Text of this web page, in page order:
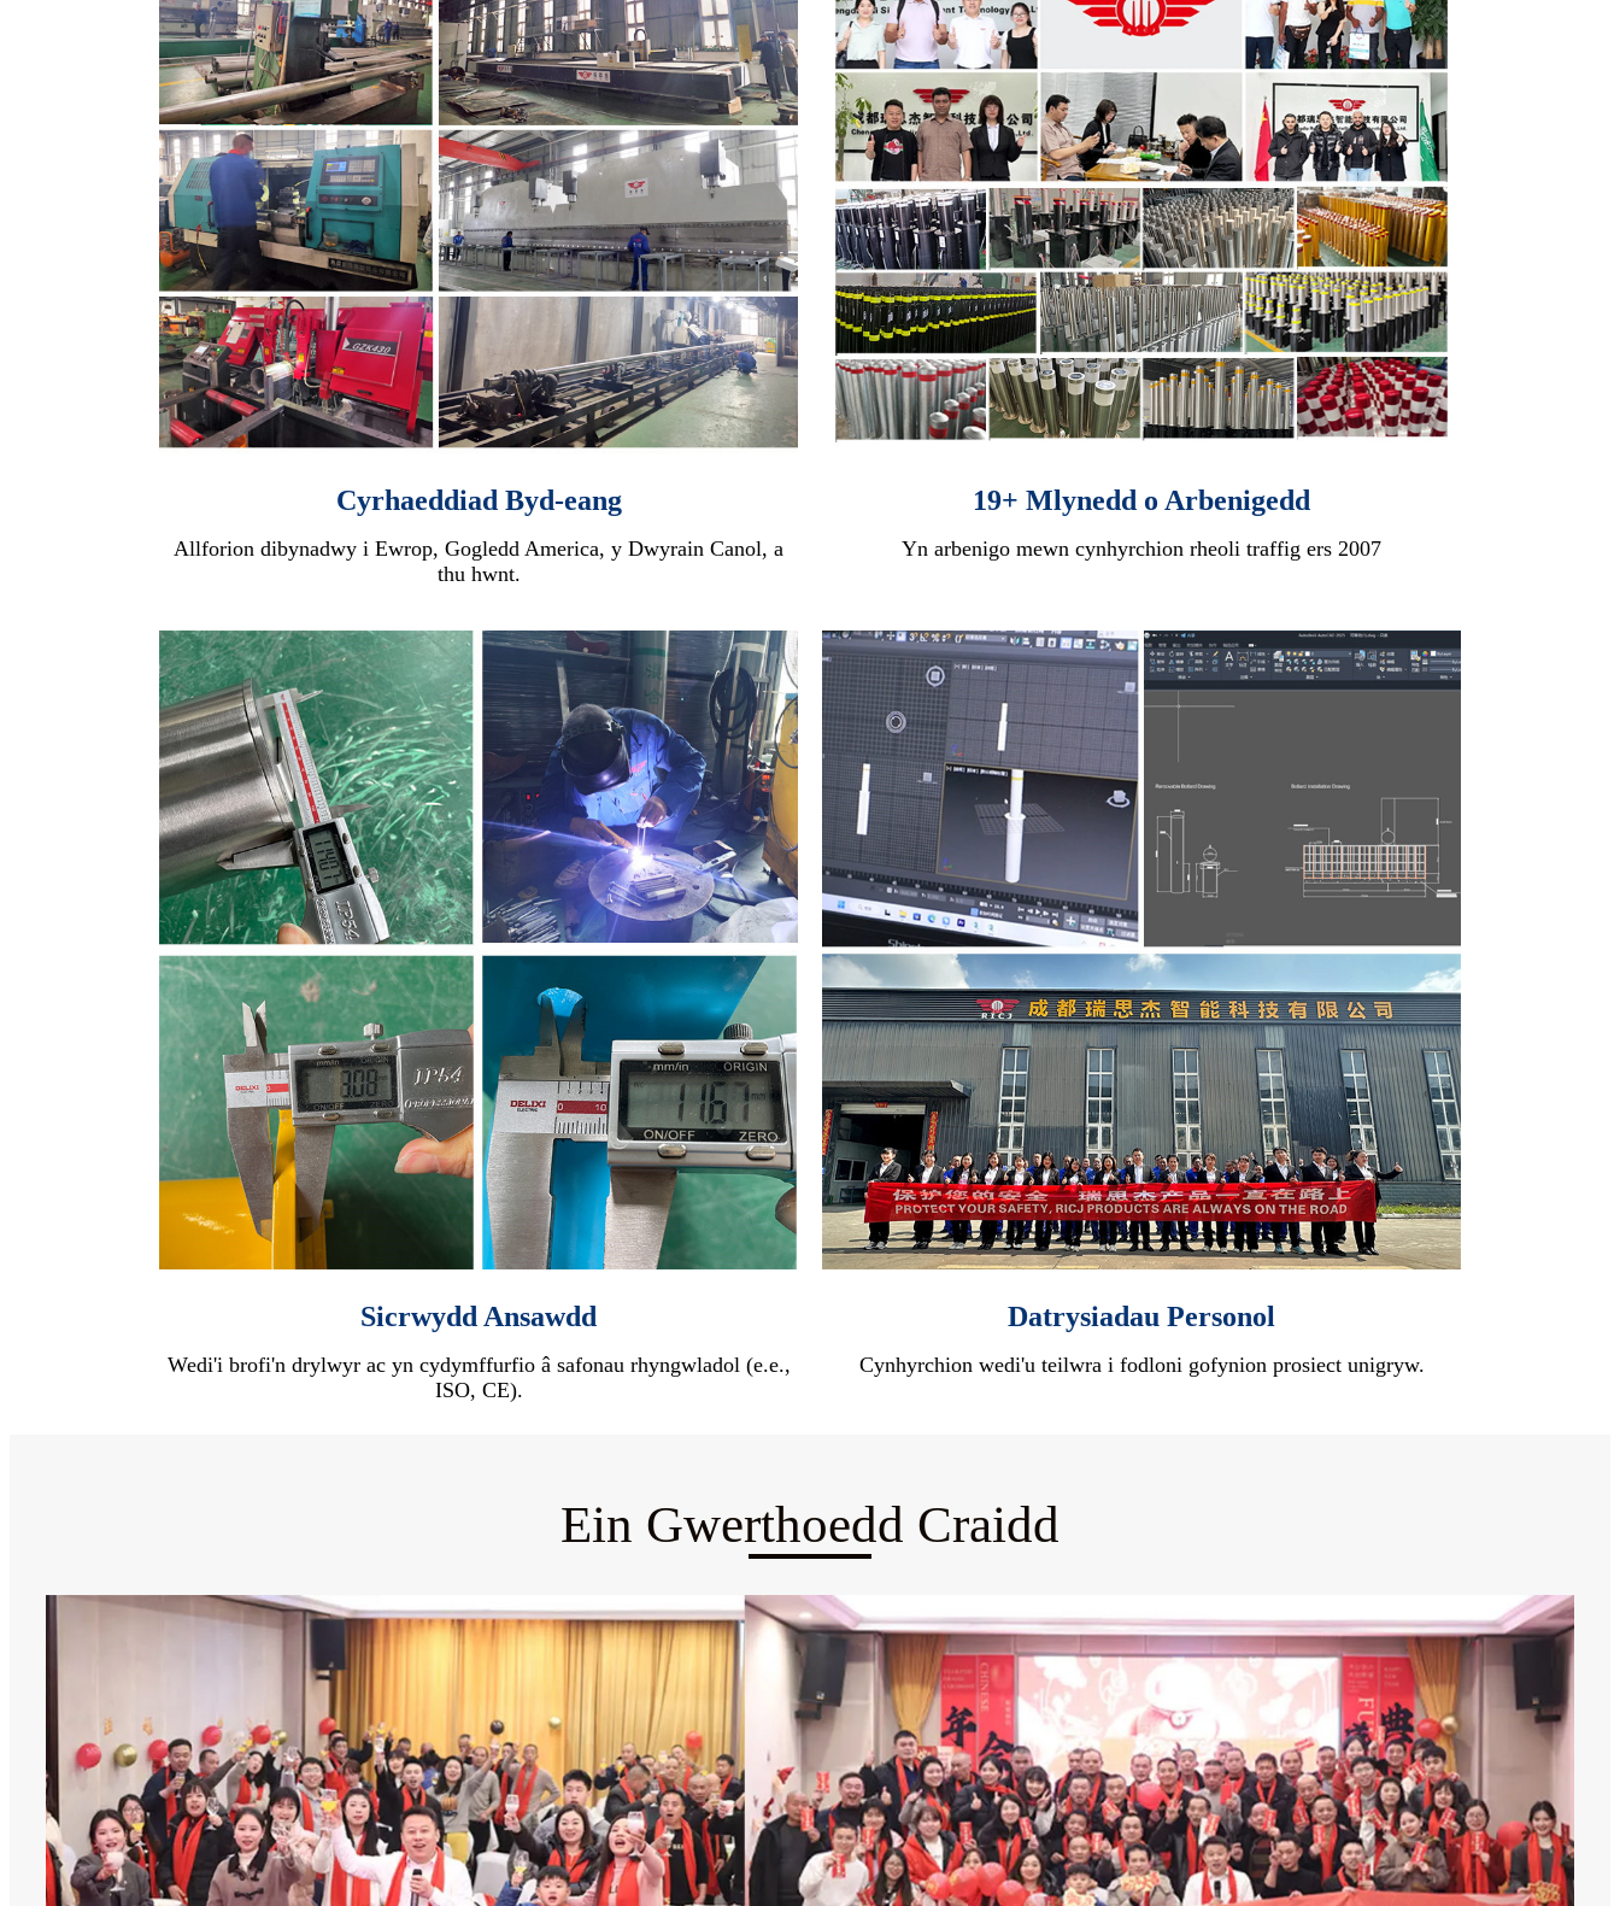
Cyrhaeddiad Byd-eang
Allforion dibynadwy i Ewrop, Gogledd America, y Dwyrain Canol, a
thu hwnt.
19+ Mlynedd o Arbenigedd
Yn arbenigo mewn cynhyrchion rheoli traffig ers 2007
Sicrwydd Ansawdd
Wedi'i brofi'n drylwyr ac yn cydymffurfio â safonau rhyngwladol (e.e.,
ISO, CE).
Datrysiadau Personol
Cynhyrchion wedi'u teilwra i fodloni gofynion prosiect unigryw.
Ein Gwerthoedd Craidd